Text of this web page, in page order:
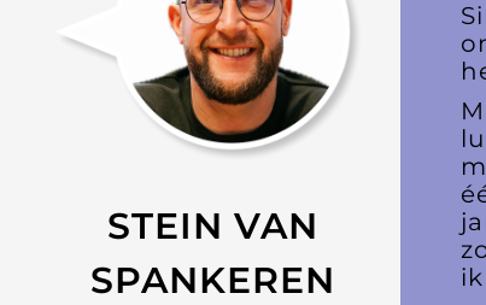
STEIN VAN
SPANKEREN